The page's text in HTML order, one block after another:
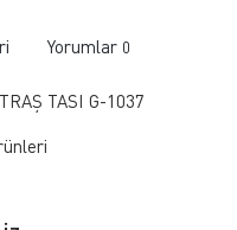
Yorumlar 0
TASI G-1037